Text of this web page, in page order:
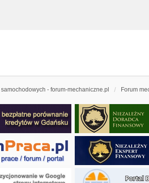
- forum-mechaniczne.pl Forum